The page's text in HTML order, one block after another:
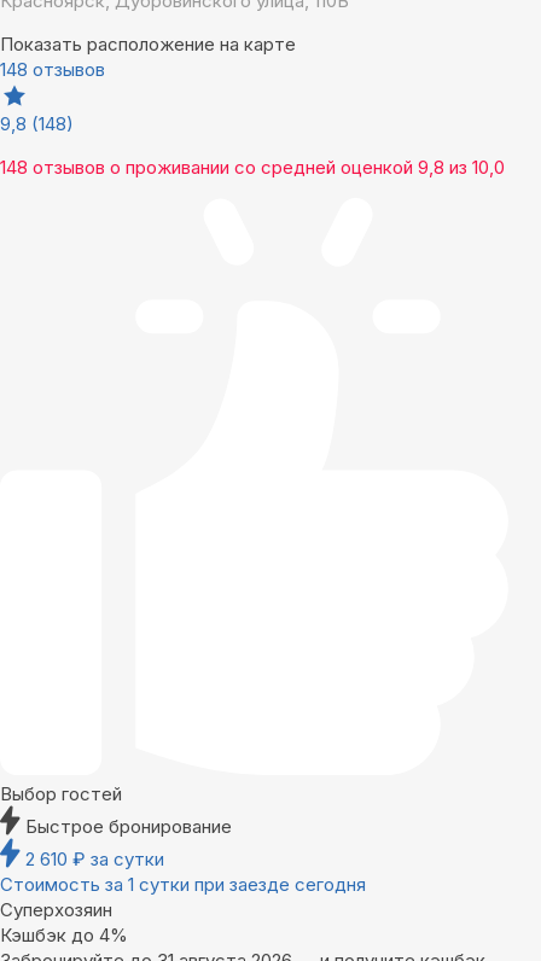
Показать расположение на карте
148 отзывов
9,8 (148)
148 отзывов о проживании со средней оценкой 9,8 из 10,0
Выбор гостей
Быстрое бронирование
2 610 ₽ за сутки
Стоимость за 1 сутки при заезде сегодня
Суперхозяин
Кэшбэк до 4%